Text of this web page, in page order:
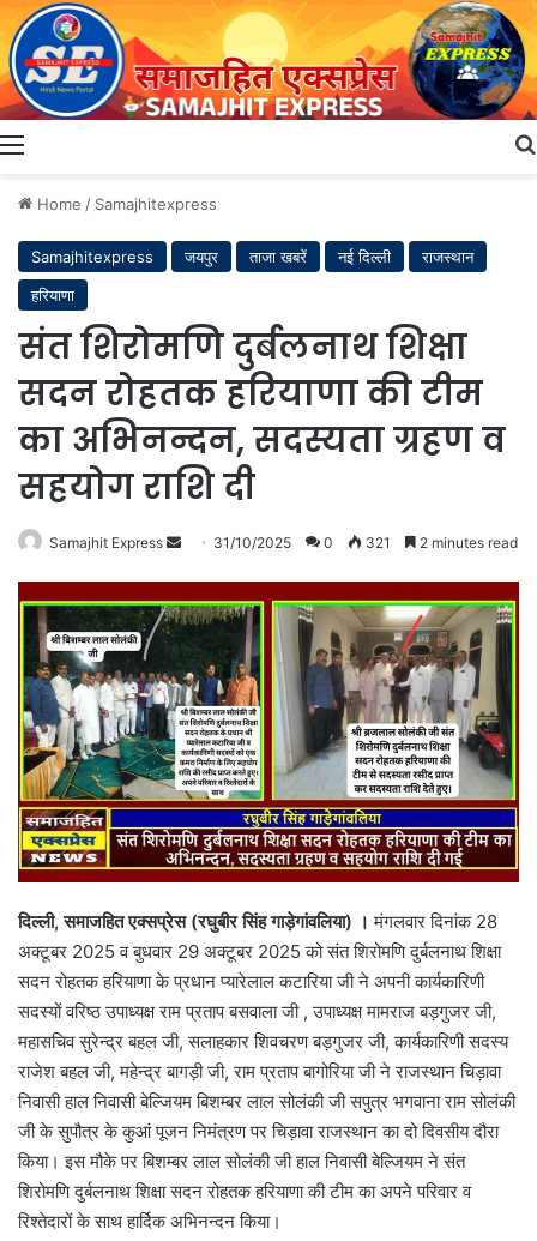
Menu
Home / Samajhitexpress
Samajhitexpress जयपुर ताजा खबरें नई दिल्ली
राजस्थान
हरियाणा
संत शिरोमणि दुर्बलनाथ शिक्षा
सदन रोहतक हरियाणा की टीम
का अभिनन्दन, सदस्यता ग्रहण व
सहयोग राशि दी
Samajhit Express
Send
email
31/10/2025 0 321 2 minutes read
दिल्ली, समाजहित एक्सप्रेस (रघुबीर सिंह गाड़ेगांवलिया) । मंगलवार दिनांक 28
अक्टूबर 2025 व बुधवार 29 अक्टूबर 2025 को संत शिरोमणि दुर्बलनाथ शिक्षा
सदन रोहतक हरियाणा के प्रधान प्यारेलाल कटारिया जी ने अपनी कार्यकारिणी
सदस्यों वरिष्ठ उपाध्यक्ष राम प्रताप बसवाला जी , उपाध्यक्ष मामराज बड़गुजर जी,
महासचिव सुरेन्द्र बहल जी, सलाहकार शिवचरण बड़गुजर जी,‌ कार्यकारिणी सदस्य
राजेश बहल जी, महेन्द्र बागड़ी जी, राम प्रताप बागोरिया जी ने राजस्थान चिड़ावा
निवासी हाल निवासी बेल्जियम बिशम्बर लाल सोलंकी जी सपुत्र भगवाना राम सोलंकी
जी के सुपौत्र के कुआं पूजन निमंत्रण पर चिड़ावा राजस्थान का दो दिवसीय दौरा
किया। इस मौके पर बिशम्बर लाल सोलंकी जी हाल निवासी बेल्जियम ने संत
शिरोमणि दुर्बलनाथ शिक्षा सदन रोहतक हरियाणा की टीम का अपने परिवार व
रिश्तेदारों के साथ हार्दिक अभिनन्दन किया।